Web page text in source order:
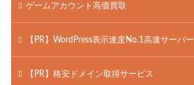
ゲームアカウント高価買取
【PR】WordPress表示速度No.1高速サーバー
【PR】格安ドメイン取得サービス